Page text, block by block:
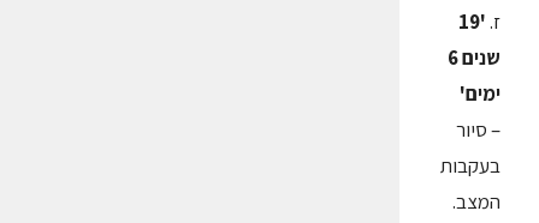
ז. '19
שנים 6
ימים'
– סיור
בעקבות
המצב.